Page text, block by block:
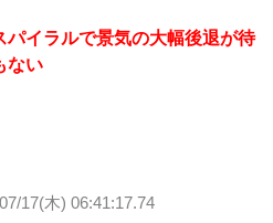
イラルで景気の大幅後退が待
ない
17(木) 06:41:17.74